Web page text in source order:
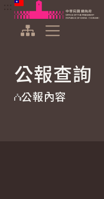
跳到主要內容
中華民國總統府
公報查詢
公報內容